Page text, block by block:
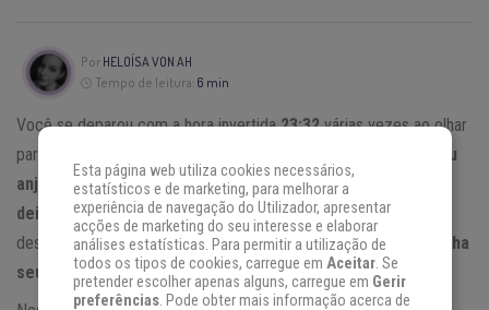
Por HELOÍSA VON AH
Tempo de leitura: 6 min
Você se deparou com a hora invertida23:32várias vezes ao olhar
para o celular, o relógio ou o computador?
Então saiba que seu
anjo da guarda está tentando entrar em contato para lhe
deixar uma mensagem.Para descobrir o significado por trás
dessa hora invertida, tente captar os sinais celestiais, e
mantenha
seus olhos abertos.
Esta página web utiliza cookies necessários,
estatísticos e de marketing, para melhorar a
experiência de navegação do Utilizador, apresentar
acções de marketing do seu interesse e elaborar
análises estatísticas. Para permitir a utilização de
todos os tipos de cookies, carregue em Aceitar. Se
pretender escolher apenas alguns, carregue em Gerir
preferências. Pode obter mais informação acerca de